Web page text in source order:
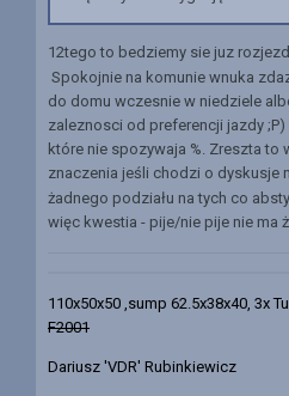
12tego to bedziemy sie juz
Spokojnie na komunie wnuka
do domu wczesnie w niedziele
zaleznosci od preferencji jazdy
które nie spozywaja %. Zreszta to
znaczenia jeśli chodzi o dyskusje
żadnego podziału na tych co
więc kwestia - pije/nie pije nie ma
110x50x50 ,sump 62.5x38x40, 3x
F2001
Dariusz 'VDR' Rubinkiewicz